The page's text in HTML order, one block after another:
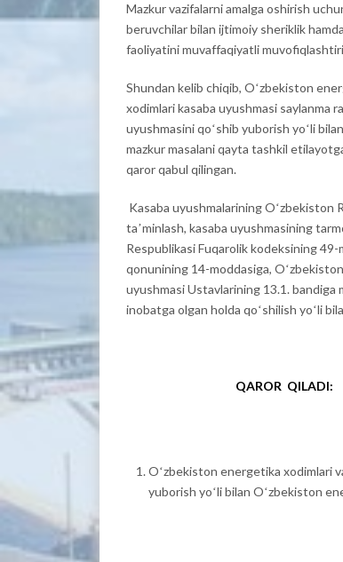
Mazkur vazifalarni amalga oshirish
beruvchilar bilan ijtimoiy sheriklik
faoliyatini muvaffaqiyatli
Shundan kelib chiqib, Oʻzbekiston
xodimlari kasaba uyushmasi saylanma
uyushmasini qoʻshib yuborish yoʻli
mazkur masalani qayta tashkil
qaror qabul qilingan.
Kasaba uyushmalarining Oʻzbekiston
taʼminlash, kasaba uyushmasining
Respublikasi Fuqarolik kodeksining 49-
qonunining 14-moddasiga,
uyushmasi Ustavlarining 13.1.
inobatga olgan holda qoʻshilish yoʻli
QAROR QILADI:
Oʻzbekiston energetika xodimlari
yuborish yoʻli bilan Oʻzbekiston